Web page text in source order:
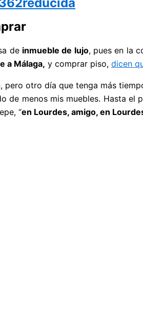
de inmueble de lujo, pues en la
a Málaga, y comprar piso, dicen
pero otro día que tenga más
de menos mis muebles. Hasta
“en Lourdes, amigo, en